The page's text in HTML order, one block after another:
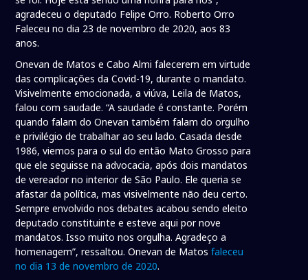
agradeceu o deputado Felipe Orro. Roberto Orro
Faleceu no dia 23 de novembro de 2020, aos 83
anos.
Onevan de Matos e Cabo Almi falecerem em virtude
das complicações da Covid-19, durante o mandato.
Visivelmente emocionada, a viúva, Leila de Matos,
falou com saudade. “A saudade é constante. Porém
quando falam do Onevan também falam do orgulho
e privilégio de trabalhar ao seu lado. Casada desde
1986, viemos para o sul do então Mato Grosso para
que ele seguisse na advocacia, após dois mandatos
de vereador no interior de São Paulo. Ele queria se
afastar da política, mas visivelmente não deu certo.
Sempre envolvido nos debates acabou sendo eleito
deputado constituinte e esteve aqui por nove
mandatos. Isso muito nos orgulha. Agradeço a
homenagem”, ressaltou. Onevan de Matosfaleceu
no dia 13 de novembro de 2020.